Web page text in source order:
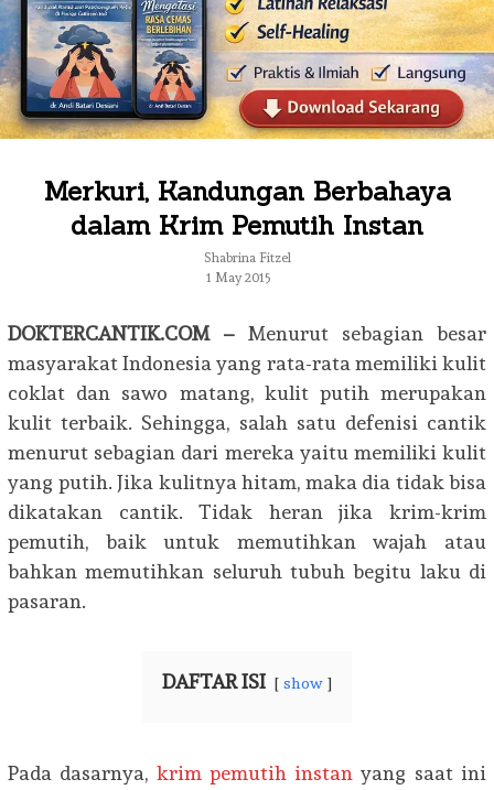
Merkuri, Kandungan Berbahaya
dalam Krim Pemutih Instan
Shabrina Fitzel
1 May 2015
DOKTERCANTIK.COM – Menurut sebagian besar
masyarakat Indonesia yang rata-rata memiliki kulit
coklat dan sawo matang, kulit putih merupakan
kulit terbaik. Sehingga, salah satu defenisi cantik
menurut sebagian dari mereka yaitu memiliki kulit
yang putih. Jika kulitnya hitam, maka dia tidak bisa
dikatakan cantik. Tidak heran jika krim-krim
pemutih, baik untuk memutihkan wajah atau
bahkan memutihkan seluruh tubuh begitu laku di
pasaran.
DAFTAR ISI show
Pada dasarnya, krim pemutih instan yang saat ini